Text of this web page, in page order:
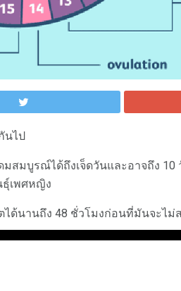
นไป
สมบูรณ์ได้ถึงเจ็ดวันและอาจถึง
ธุ์เพศหญิง
ด้นานถึง 48 ชั่วโมงก่อนที่มันจะไม่